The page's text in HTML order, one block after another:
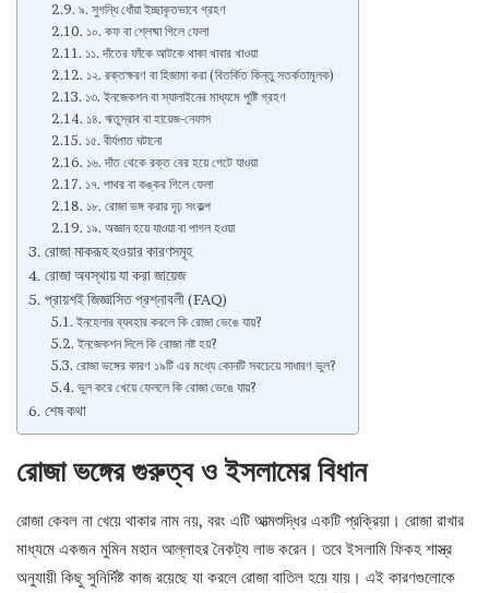
৯. সুগন্ধি ধোঁয়া ইচ্ছাকৃতভাবে গ্রহণ
১০. কফ বা শ্লেষ্মা গিলে ফেলা
১১. দাঁতের ফাঁকে আটকে থাকা খাবার খাওয়া
১২. রক্তক্ষরণ বা হিজামা করা (বিতর্কিত কিন্তু সতর্কতামূলক)
১৩. ইনজেকশন বা স্যালাইনের মাধ্যমে পুষ্টি গ্রহণ
১৪. ঋতুস্রাব বা হায়েজ-নেফাস
১৫. বীর্যপাত ঘটানো
১৬. দাঁত থেকে রক্ত বের হয়ে পেটে যাওয়া
১৭. পাথর বা কঙ্কর গিলে ফেলা
১৮. রোজা ভঙ্গ করার দৃঢ় সংকল্প
১৯. অজ্ঞান হয়ে যাওয়া বা পাগল হওয়া
রোজা মাকরূহ হওয়ার কারণসমূহ
রোজা অবস্থায় যা করা জায়েজ
প্রায়শই জিজ্ঞাসিত প্রশ্নাবলী (FAQ)
ইনহেলার ব্যবহার করলে কি রোজা ভেঙে যায়?
ইনজেকশন দিলে কি রোজা নষ্ট হয়?
রোজা ভঙ্গের কারণ ১৯টি এর মধ্যে কোনটি সবচেয়ে সাধারণ ভুল?
ভুল করে খেয়ে ফেললে কি রোজা ভেঙে যায়?
শেষ কথা
রোজা ভঙ্গের গুরুত্ব ও ইসলামের বিধান
রোজা কেবল না খেয়ে থাকার নাম নয়, বরং এটি আত্মশুদ্ধির একটি প্রক্রিয়া। রোজা রাখার
মাধ্যমে একজন মুমিন মহান আল্লাহর নৈকট্য লাভ করেন। তবে ইসলামি ফিকহ শাস্ত্র
অনুযায়ী কিছু সুনির্দিষ্ট কাজ রয়েছে যা করলে রোজা বাতিল হয়ে যায়। এই কারণগুলোকে